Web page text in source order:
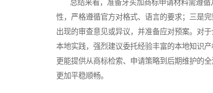
总结来看，准备牙买加商标申请材料需遵循
性，严格遵循官方对格式、语言的要求；三是
出现的审查意见或异议，并准备应对预案。对
本地实践，强烈建议委托经验丰富的本地知识
更能提供从商标检索、申请策略到后期维护的
更加平稳顺畅。